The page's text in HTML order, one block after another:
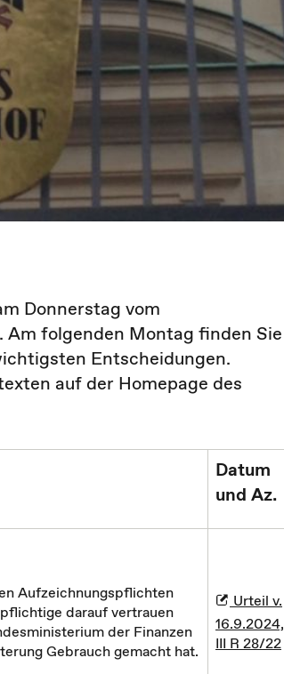
Donnerstag vom
folgenden Montag finden Sie
Entscheidungen.
auf der Homepage des
Datum
und Az.
Aufzeichnungspflichten
darauf vertrauen
der Finanzen
Gebrauch gemacht hat.
Urteil v.
16.9.2024,
III R 28/22